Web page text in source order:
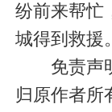
纷前来帮忙
城得到救援。
免责声明
归原作者所